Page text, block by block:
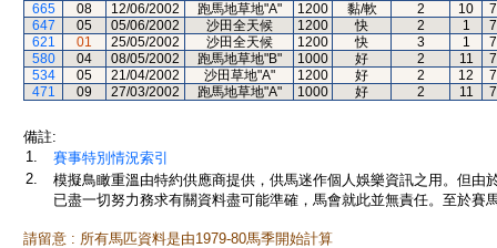
665
08 12/06/2002 跑馬地草地"A" 1200 黏/軟 2 10
647
05 05/06/2002 沙田全天候 1200 快 2 1
621
01 25/05/2002 沙田全天候 1200 快 3 1
580
04 08/05/2002 跑馬地草地"B" 1000 好 2 11
534
05 21/04/2002 沙田草地"A" 1200 好 2 12
471
09 27/03/2002 跑馬地草地"A" 1000 好 2 11
備註:
1.
賽事特別情況索引
2.
模擬鳥瞰重溫由特約供應商提供，供馬迷作個人娛樂資訊之用。但
已盡一切努力務求有關資料盡可能準確，馬會就此並無責任。至於賽
請留意 : 所有馬匹資料是由1979-80馬季開始計算